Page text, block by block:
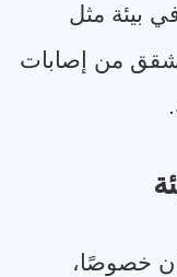
بيئة مثل
من إصابات
.
خصوصًا،